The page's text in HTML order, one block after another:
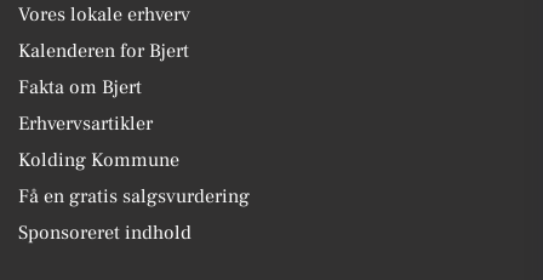
Vores lokale erhverv
Kalenderen for Bjert
Fakta om Bjert
Erhvervsartikler
Kolding Kommune
Få en gratis salgsvurdering
Sponsoreret indhold